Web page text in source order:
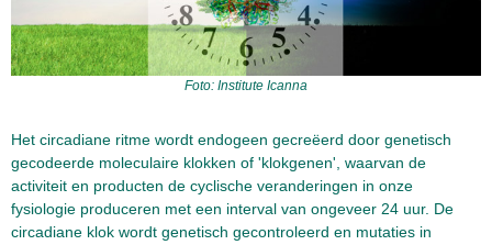
Foto: Institute Icanna
Het circadiane ritme wordt endogeen gecreëerd door genetisch
gecodeerde moleculaire klokken of 'klokgenen', waarvan de
activiteit en producten de cyclische veranderingen in onze
fysiologie produceren met een interval van ongeveer 24 uur. De
circadiane klok wordt genetisch gecontroleerd en mutaties in